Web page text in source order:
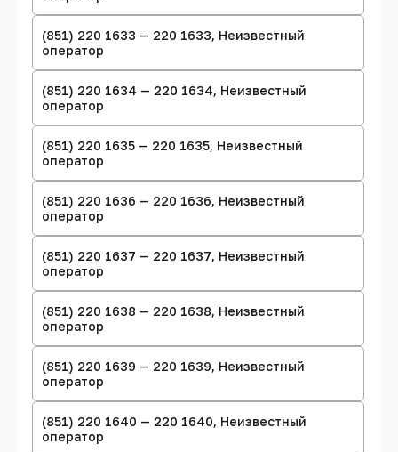
(851) 220 1633 — 220 1633, Неизвестный
оператор
(851) 220 1634 — 220 1634, Неизвестный
оператор
(851) 220 1635 — 220 1635, Неизвестный
оператор
(851) 220 1636 — 220 1636, Неизвестный
оператор
(851) 220 1637 — 220 1637, Неизвестный
оператор
(851) 220 1638 — 220 1638, Неизвестный
оператор
(851) 220 1639 — 220 1639, Неизвестный
оператор
(851) 220 1640 — 220 1640, Неизвестный
оператор